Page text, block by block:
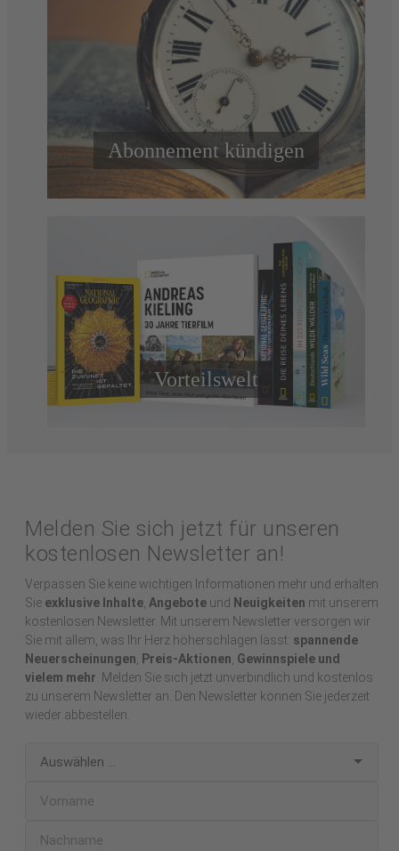
Abonnement kündigen
Vorteilswelt
Melden Sie sich jetzt für unseren
kostenlosen Newsletter an!
Verpassen Sie keine wichtigen Informationen mehr und erhalten
Sie exklusive Inhalte Angebote und Neuigkeiten mit unserem
kostenlosen Newsletter. Mit unserem Newsletter versorgen wir
Sie mit allem, was Ihr Herz höherschlagen lässt: spannende
Neuerscheinungen
Preis-Aktionen Gewinnspiele und
vielem mehr . Melden Sie sich jetzt unverbindlich und kostenlos
zu unserem Newsletter an. Den Newsletter können Sie jederzeit
wieder abbestellen.